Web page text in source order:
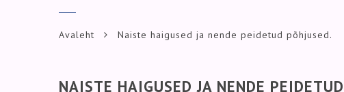
Avaleht Naiste haigused ja nende peidetud põhjused.
NAISTE HAIGUSED JA NENDE